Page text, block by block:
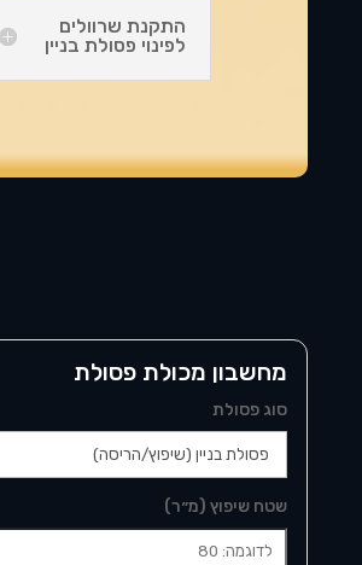
התקנת שרוולים
לפינוי פסולת בניין
מחשבון מכולת פסולת
סוג פסולת
שטח שיפוץ (מ״ר)